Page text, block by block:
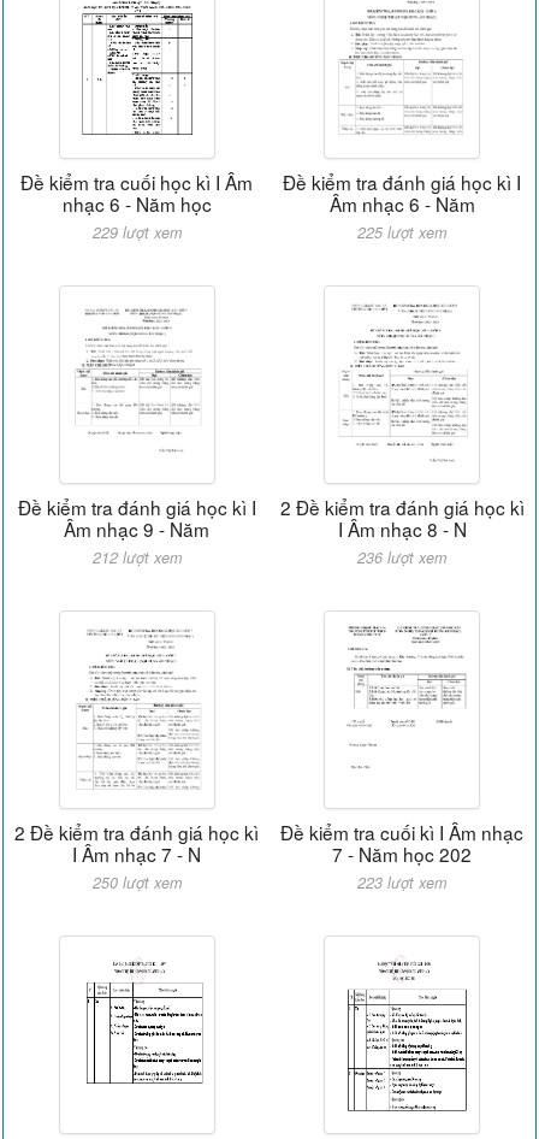
Đề kiểm tra cuối học kì I Âm
nhạc 6 - Năm học
229 lượt xem
Đề kiểm tra đánh giá học kì I
Âm nhạc 6 - Năm
225 lượt xem
Đề kiểm tra đánh giá học kì I
Âm nhạc 9 - Năm
212 lượt xem
2 Đề kiểm tra đánh giá học kì
I Âm nhạc 8 - N
236 lượt xem
2 Đề kiểm tra đánh giá học kì
I Âm nhạc 7 - N
250 lượt xem
Đề kiểm tra cuối kì I Âm nhạc
7 - Năm học 202
223 lượt xem